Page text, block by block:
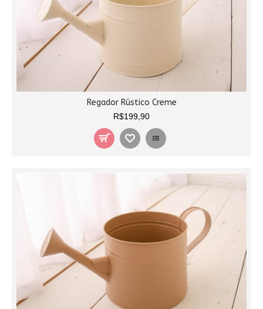
Regador Rústico Creme
R$199,90